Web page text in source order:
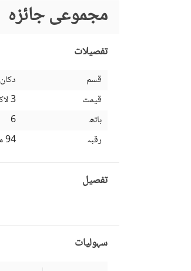
مجموعی جائزہ
تفصیلات
قسم
دکان
قیمت
3 لاکھ
باتھ
6
رقبہ
94 مربع یارڈ
تفصیل
سہولیات